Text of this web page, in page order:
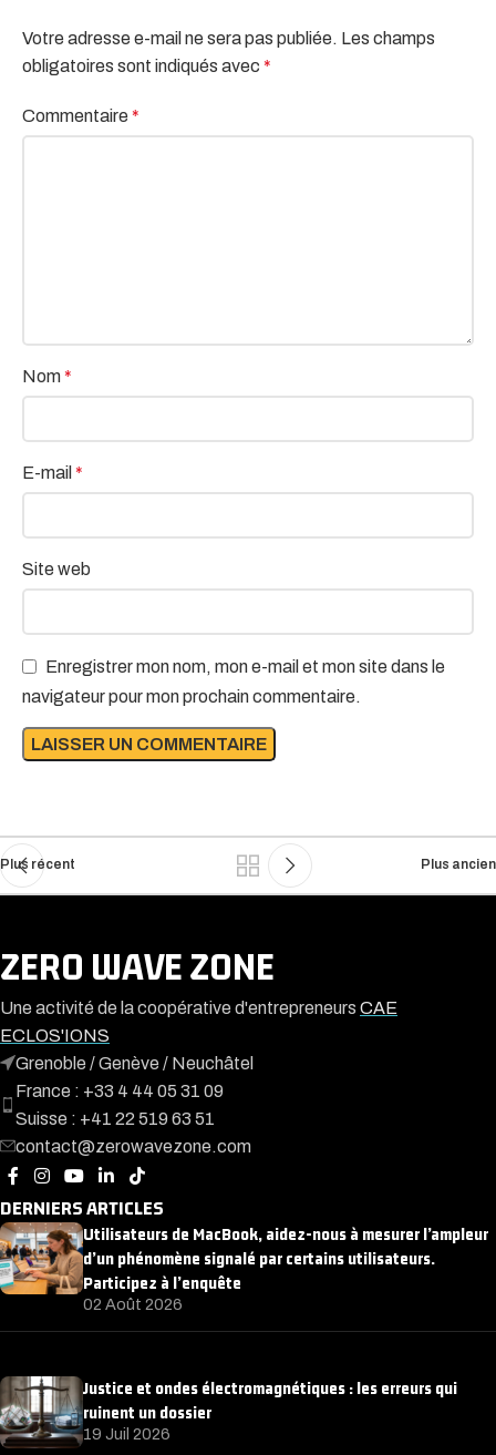
Votre adresse e-mail ne sera pas publiée. Les champs
obligatoires sont indiqués avec *
Commentaire*
Nom*
E-mail *
Site web
Enregistrer mon nom, mon e-mail et mon site dans le
navigateur pour mon prochain commentaire.
Alternative:
Plus récent Plus ancien
ZERO WAVE ZONE
Une activité de la coopérative d'entrepreneurs CAE
ECLOS'IONS
Grenoble / Genève / Neuchâtel
France : +33 4 44 05 31 09
Suisse : +41 22 519 63 51
contact@zerowavezone.com
DERNIERS ARTICLES
Utilisateurs de MacBook, aidez-nous à mesurer l’ampleur
d’un phénomène signalé par certains utilisateurs.
Participez à l’enquête
02 Août 2026
Justice et ondes électromagnétiques : les erreurs qui
ruinent un dossier
19 Juil 2026